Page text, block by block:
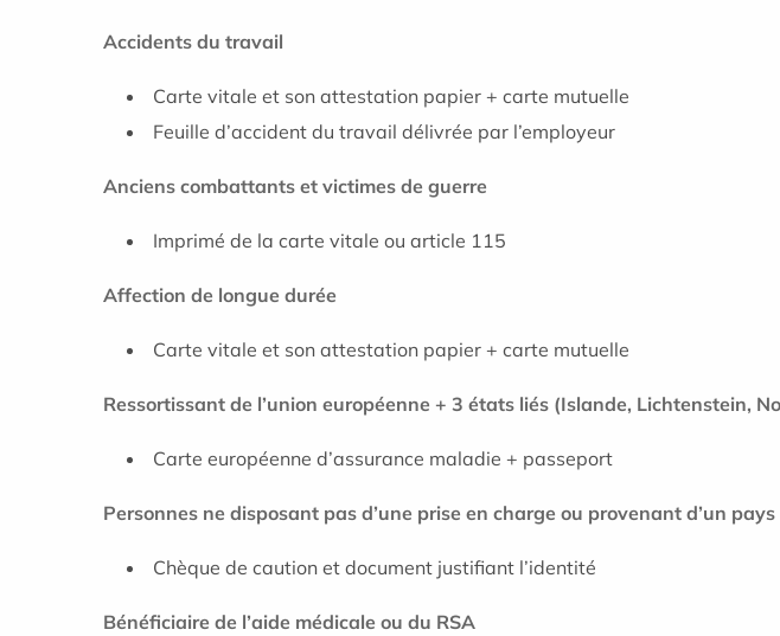
Accidents du travail
Carte vitale et son attestation papier + carte mutuelle
Feuille d’accident du travail délivrée par l’employeur
Anciens combattants et victimes de guerre
Imprimé de la carte vitale ou article 115
Affection de longue durée
Carte vitale et son attestation papier + carte mutuelle
Ressortissant de l’union européenne + 3 états liés (Islande, Lichtenstein,
Carte européenne d’assurance maladie + passeport
Personnes ne disposant pas d’une prise en charge ou provenant d’un
Chèque de caution et document justifiant l’identité
Bénéficiaire de l’aide médicale ou du RSA